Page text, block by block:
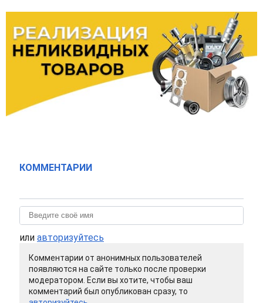
КОММЕНТАРИИ
или авторизуйтесь
Комментарии от анонимных пользователей
появляются на сайте только после проверки
модератором. Если вы хотите, чтобы ваш
комментарий был опубликован сразу, то